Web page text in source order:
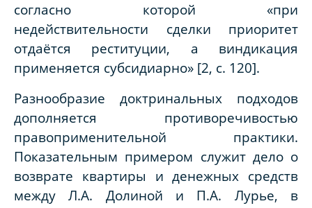
согласно которой «при
недействительности сделки приоритет
отдаётся реституции, а виндикация
применяется субсидиарно» [2, с. 120].
Разнообразие доктринальных подходов
дополняется противоречивостью
правоприменительной практики.
Показательным примером служит дело о
возврате квартиры и денежных средств
между Л.А. Долиной и П.А. Лурье, в